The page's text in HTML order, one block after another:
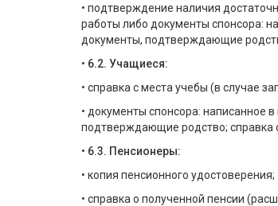
• подтверждение наличия
работы либо документы спонсора:
документы, подтверждающие
• 6.2. Учащиеся:
• справка с места учебы (в случае
• документы спонсора: написанное
подтверждающие родство; справка
• 6.3. Пенсионеры:
• копия пенсионного удостоверения;
• справка о полученной пенсии